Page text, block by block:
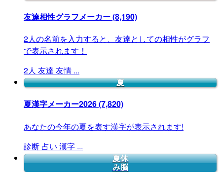
友達相性グラフメーカー(8,190)
2人の名前を入力すると、友達としての相性がグラフ
で表示されます！
2人 友達 友情 ...
夏
夏漢字メーカー2026(7,820)
あなたの今年の夏を表す漢字が表示されます!
診断 占い 漢字 ...
夏休
み脳